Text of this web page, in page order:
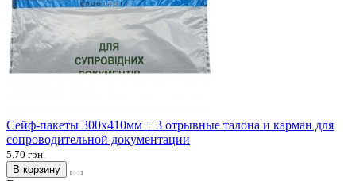
Сейф-пакеты 300х410мм + 3 отрывные талона и карман для
сопроводительной документации
5.70 грн.
В корзину